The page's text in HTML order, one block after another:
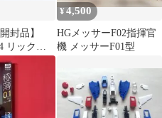
封品】
リック・
¥4,500
HGメッサーF02指揮官
機 メッサーF01型